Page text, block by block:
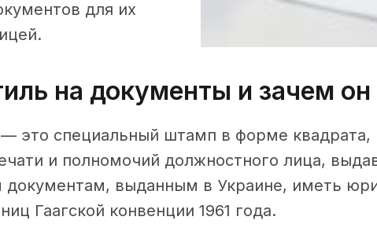
для их
на документы и зачем
это специальный штамп в форме квадрата,
и полномочий должностного лица,
документам, выданным в Украине, иметь
Гаагской конвенции 1961 года.